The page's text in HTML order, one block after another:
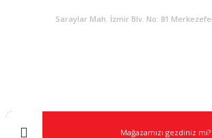
Saraylar Mah. İzmir Blv. No: 81
Mağazamızı gezdiniz mi?